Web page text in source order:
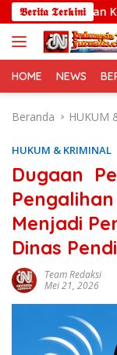
Langsung
ke
konten
𝕭𝖊𝖗𝖎𝖙𝖆 𝕿𝖊𝖗𝖐𝖎𝖓𝖎
Kompetensi
HOME NEWS
Beranda HUKUM
HUKUM & KRIMINAL
Dugaan
Menjadi
Dinas
Team Redaksi
Mei 21, 2026